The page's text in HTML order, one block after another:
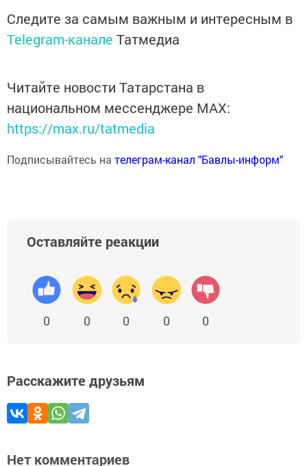
Следите за самым важным и интересным в
Telegram-канале Татмедиа
Читайте новости Татарстана в
национальном мессенджере MАХ:
https://max.ru/tatmedia
Подписывайтесь на телеграм-канал "Бавлы-информ"
Оставляйте реакции
0 0 0 0 0
Расскажите друзьям
Нет комментариев